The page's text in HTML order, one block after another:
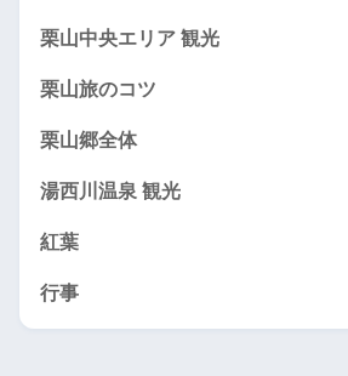
栗山中央エリア 観光
栗山旅のコツ
栗山郷全体
湯西川温泉 観光
紅葉
行事